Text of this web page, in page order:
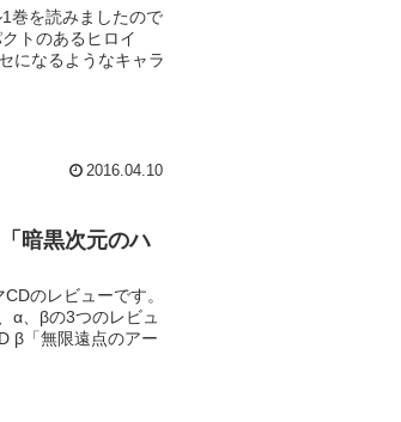
巻を読みましたので
トのあるヒロイ
になるようなキャラ
2016.04.10
暗黒次元のハ
のレビューです。
α、βの3つのレビュ
β「無限遠点のアー